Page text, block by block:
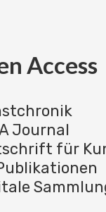
Access
Journal
für